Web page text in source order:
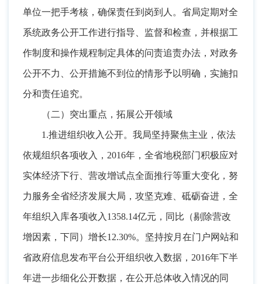
单位一把手考核，确保责任到岗到人 。 省局定期对全
系统政务公开工作进行指导、监督和检查，并根据工
作制度和操作规程制定具体的问责追责办法 ， 对政务
公开不力、公开措施不到位的情形予以明确，实施扣
分和责任追究。
（二）突出重点 ， 拓展公开领域
1.推进组织收入公开。 我局坚持聚焦主业，依法
依规组织各项收入 ， 2016年，全省地税部门积极应对
实体经济下行、营改增试点全面推行等重大变化 ， 努
力服务全省经济发展大局，攻坚克难、砥砺奋进 ， 全
年组织入库各项收入1358.14亿元，同比（剔除营改
增因素 ， 下同）增长12.30%。坚持按月在门户网站和
省政府信息发布平台公开组织收入数据 ， 2016年下半
年进一步细化公开数据，在公开总体收入情况的同